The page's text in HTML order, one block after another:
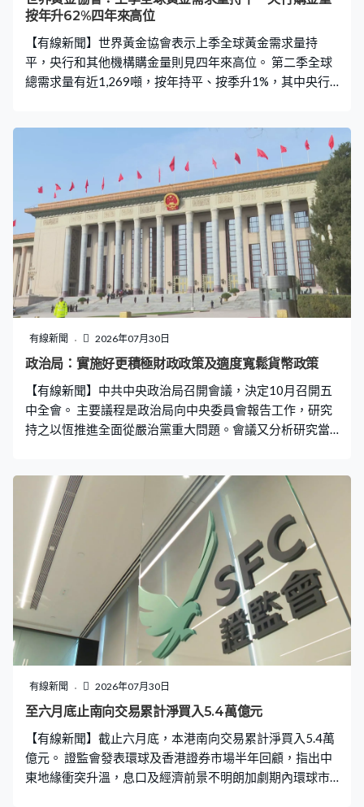
按年升62%四年來高位
【有線新聞】世界黃金協會表示上季全球黃金需求量持
平，央行和其他機構購金量則見四年來高位。 第二季全球
總需求量有近1,269噸，按年持平、按季升1%，其中央行
噸，其中金飾需求受季節性因素影響，按年跌28%至50
噸，是2005年來最疲弱的第二季表現，按季亦跌41%。
有線新聞 2026年07月30日
政治局：實施好更積極財政政策及適度寬鬆貨幣政策
【有線新聞】中共中央政治局召開會議，決定10月召開五
中全會。 主要議程是政治局向中央委員會報告工作，研究
持之以恆推進全面從嚴治黨重大問題。會議又分析研究當
加積極的財政政策和適度寬鬆的貨幣政策，加大逆周期調
節力度。會議亦強調要有效擴大內需，挖掘服務消費潛
力，深入實施「人工智慧+」行動，又會繼續整治「內卷
式」競爭。 另外，會議指出要深化資本市場投融資綜合改
革，提升市場韌性及信心，亦要穩定房地產市場，實施好
一籃子化債方案。
有線新聞 2026年07月30日
至六月底止南向交易累計淨買入5.4萬億元
【有線新聞】截止六月底，本港南向交易累計淨買入5.4萬
億元。 證監會發表環球及香港證券市場半年回顧，指出中
東地緣衝突升溫，息口及經濟前景不明朗加劇期內環球市